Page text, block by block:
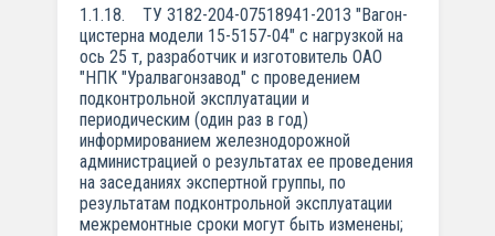
1.1.18. ТУ 3182-204-07518941-2013 "Вагон-
цистерна модели 15-5157-04" с нагрузкой на
ось 25 т, разработчик и изготовитель ОАО
"НПК "Уралвагонзавод" с проведением
подконтрольной эксплуатации и
периодическим (один раз в год)
информированием железнодорожной
администрацией о результатах ее проведения
на заседаниях экспертной группы, по
результатам подконтрольной эксплуатации
межремонтные сроки могут быть изменены;